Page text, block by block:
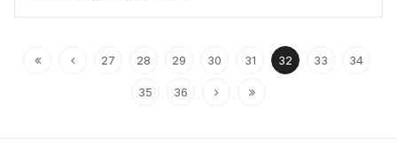
27 28 29 30 31 32 33 34
35 36